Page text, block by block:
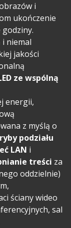
i
ukończenie
i niemal
jakości
ze wspólną
energii,
z myślą o
podziału
LAN i
treści za
oddzielnie)
ściany wideo
sal